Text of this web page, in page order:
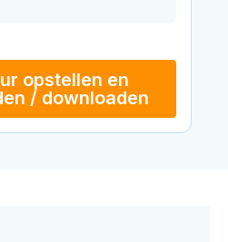
opstellen en
/ downloaden